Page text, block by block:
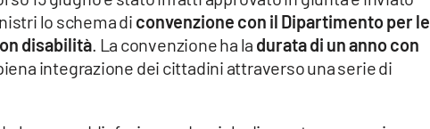
lo schema di convenzione con il Dipartimento per le
disabilità. La convenzione ha la durata di un anno con
integrazione dei cittadini attraverso una serie di